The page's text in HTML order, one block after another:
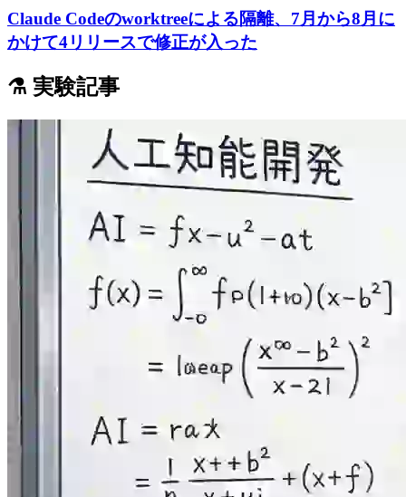
Claude Codeのworktreeによる隔離、7月から8月に
かけて4リリースで修正が入った
⚗️ 実験記事